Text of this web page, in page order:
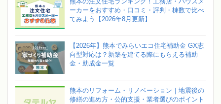
ーカーをおすすめ・口コミ・評判・棟数で比べ
てみよう【2026年8月更新】
【2026年】熊本でみらいエコ住宅補助金 GX志
向型対応は？新築を建てる際にもらえる補助
金・助成金一覧
熊本のリフォーム・リノベーション｜地震後の
修繕の進め方・公的支援・業者選びのポイント